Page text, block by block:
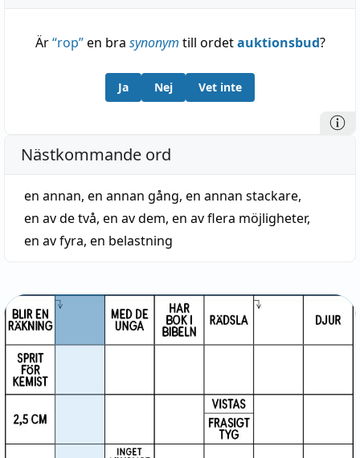
Är“rop”en bra synonym till ordetauktionsbud?
Ja Nej Vet inte
Nästkommande ord
en annan, en annan gång, en annan stackare,
en av de två, en av dem, en av flera möjligheter,
en av fyra, en belastning